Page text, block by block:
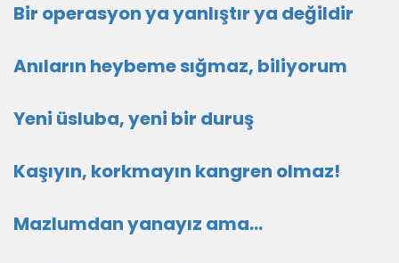
Bir operasyon ya yanlıştır ya değildir
Anıların heybeme sığmaz, biliyorum
Yeni üsluba, yeni bir duruş
Kaşıyın, korkmayın kangren olmaz!
Mazlumdan yanayız ama…